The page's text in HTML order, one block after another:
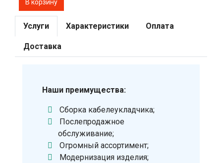
Услуги Характеристики Оплата
Доставка
Наши преимущества:
Сборка кабелеукладчика;
Послепродажное
обслуживание;
Огромный ассортимент;
Модернизация изделия;